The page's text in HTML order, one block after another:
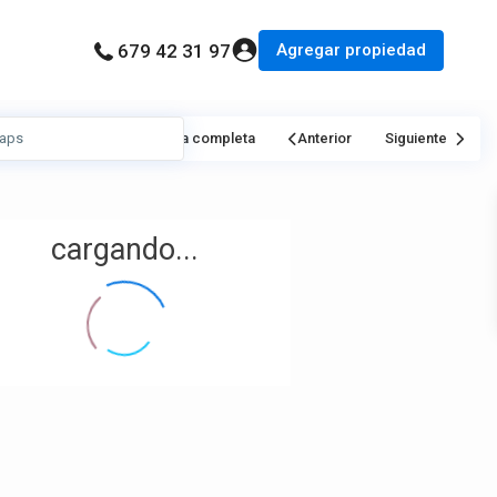
679 42 31 97 Agregar propiedad
cargando...
Mi Ubicación Pantalla completa Anterior Siguiente